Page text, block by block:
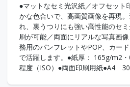
●マットなセミ光沢紙／オフセット
かな色合いで、高画質画像を再現
れ、裏うつりにも強い高性能のセ
刷が可能／両面にリアルな写真画
務用のパンフレットやPOP、カー
で活躍します。●紙厚： 165g/m2
程度（ISO）●両面印刷用紙●A4 30